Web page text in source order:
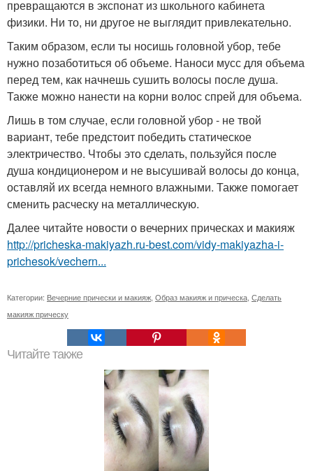
превращаются в экспонат из школьного кабинета
физики. Ни то, ни другое не выглядит привлекательно.
Таким образом, если ты носишь головной убор, тебе
нужно позаботиться об объеме. Наноси мусс для объема
перед тем, как начнешь сушить волосы после душа.
Также можно нанести на корни волос спрей для объема.
Лишь в том случае, если головной убор - не твой
вариант, тебе предстоит победить статическое
электричество. Чтобы это сделать, пользуйся после
душа кондиционером и не высушивай волосы до конца,
оставляй их всегда немного влажными. Также помогает
сменить расческу на металлическую.
Далее читайте новости о вечерних прическах и макияж
http://pricheska-makiyazh.ru-best.com/vidy-makiyazha-i-
prichesok/vechern...
Категории: Вечерние прически и макияж Образ макияж и прическа Сделать
макияж прическу
Читайте также